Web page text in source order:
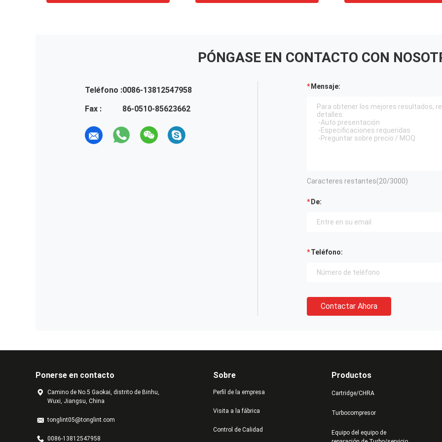
PÓNGASE EN CONTACTO CON
Teléfono :0086-13812547958
Fax :
86-0510-85623662
Mensaje:
Caracteres restantes(20/3000)
De:
Teléfono:
Contactar Ahora
Ponerse en contacto
Camino de No.5 Gaokai, distrito de Binhu,
Wuxi, Jiangsu, China
tonglint05@tonglint.com
0086-13812547958
Sobre
Perfil de la empresa
Visita a la fábrica
Control de Calidad
Productos
Cartridge/CHRA
Turbocompresor
Equipo del equipo de